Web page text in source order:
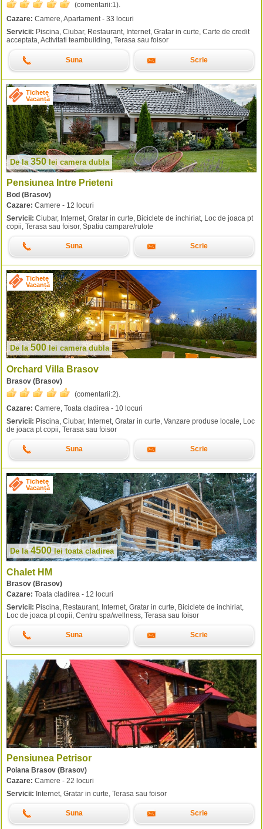
(comentarii:1).
Cazare: Camere, Apartament - 33 locuri
Servicii: Piscina, Ciubar, Restaurant, Internet, Gratar in curte, Carte de credit
acceptata, Activitati teambuilding, Terasa sau foisor
Suna Scrie
Tichete
Vacanță
De la 350lei camera dubla
Pensiunea Intre Prieteni
Bod (Brasov)
Cazare: Camere - 12 locuri
Servicii: Ciubar, Internet, Gratar in curte, Biciclete de inchiriat, Loc de joaca pt
copii, Terasa sau foisor, Spatiu campare/rulote
Suna Scrie
Tichete
Vacanță
De la500lei camera dubla
Orchard Villa Brasov
Brasov (Brasov)
(comentarii:2).
Cazare: Camere, Toata cladirea - 10 locuri
Servicii: Piscina, Ciubar, Internet, Gratar in curte, Vanzare produse locale, Loc
de joaca pt copii, Terasa sau foisor
Suna Scrie
Tichete
Vacanță
De la4500lei toata cladirea
Chalet HM
Brasov (Brasov)
Cazare: Toata cladirea - 12 locuri
Servicii: Piscina, Restaurant, Internet, Gratar in curte, Biciclete de inchiriat,
Loc de joaca pt copii, Centru spa/wellness, Terasa sau foisor
Suna Scrie
Pensiunea Petrisor
Poiana Brasov (Brasov)
Cazare: Camere - 22 locuri
Servicii: Internet, Gratar in curte, Terasa sau foisor
Suna Scrie